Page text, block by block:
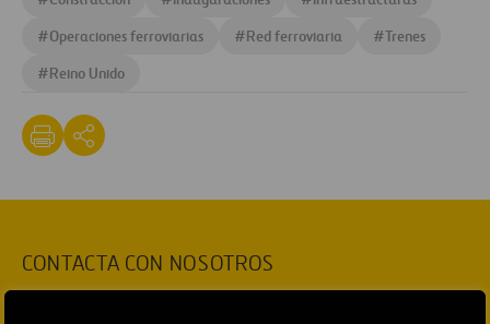
#Operaciones ferroviarias #Red ferroviaria #Trenes
#Reino Unido
CONTACTA CON NOSOTROS